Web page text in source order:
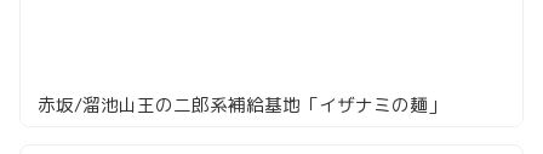
赤坂/溜池山王の二郎系補給基地「イザナミの麺」